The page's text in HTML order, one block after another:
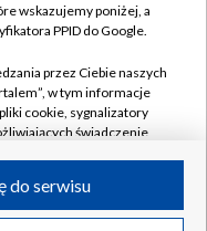
w likwidacji
wskazujemy poniżej, a
PPID do Google.
przez Ciebie naszych
w tym informacje
cookie, sygnalizatory
świadczenie
do serwisu